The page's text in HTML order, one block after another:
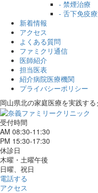
- 禁煙治療
- 舌下免疫
新着情報
アクセス
よくある質問
ファミクリ通信
医師紹介
担当医表
紹介病院医療機関
プライバシーポリシー
岡山県北の家庭医療を実践する
受付時間
AM 08:30-11:30
PM 15:30-17:30
休診日
木曜・土曜午後
日曜、祝日
電話する
アクセス